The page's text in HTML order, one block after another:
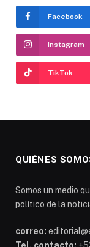
Facebook
Instagram
TikTok
QUIÉNES
Somos un medio
político de la
correo:
Tel. contacto: